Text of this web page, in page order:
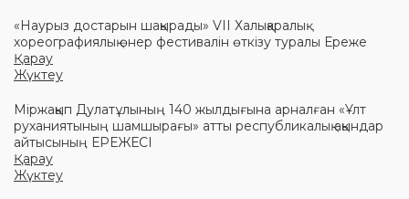
«Наурыз достарын шақырады» VII Халықаралық
хореографиялық өнер фестивалін өткізу туралы Ереже
Қарау
Жүктеу
Міржақып Дулатұлының 140 жылдығына арналған «Ұлт
руханиятының шамшырағы» атты республикалық ақындар
айтысының ЕРЕЖЕСІ
Қарау
Жүктеу